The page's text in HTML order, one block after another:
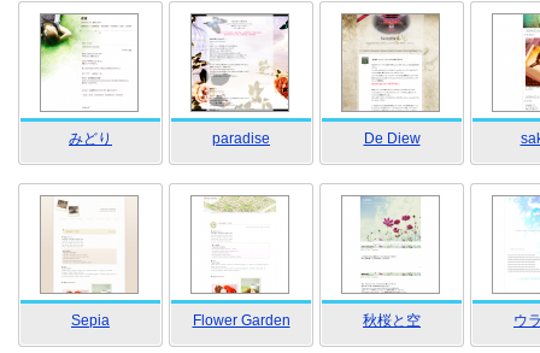
みどり paradise De Diew
Sepia Flower Garden 秋桜と空 ウ